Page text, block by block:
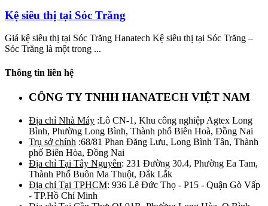
Kệ siêu thị tại Sóc Trăng
Giá kệ siêu thị tại Sóc Trăng Hanatech Kệ siêu thị tại Sóc Trăng –
Sóc Trăng là một trong ...
Thông tin liên hệ
CÔNG TY TNHH HANATECH VIỆT NAM
Địa chỉ Nhà Máy :Lô CN-1, Khu công nghiệp Agtex Long
Bình, Phường Long Bình, Thành phố Biên Hoà, Đồng Nai
Trụ sở chính :68/81 Phan Đăng Lưu, Long Bình Tân, Thành
phố Biên Hòa, Đồng Nai
Địa chỉ Tại Tây Nguyên: 231 Đường 30.4, Phường Ea Tam,
Thành Phố Buôn Ma Thuột, Đắk Lắk
Địa chỉ Tại TPHCM: 936 Lê Đức Thọ - P15 - Quận Gò Vấp
- TP.Hồ Chí Minh